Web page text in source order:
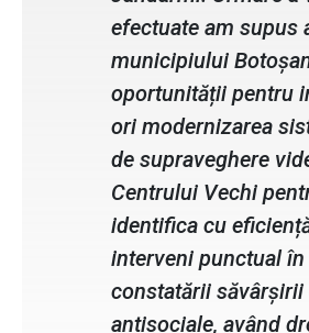
efectuate am supus
municipiului
oportunității pentru
ori modernizarea
de supraveghere
Centrului Vechi
identifica cu
interveni punctual în
constatării săvârșirii
antisociale, având